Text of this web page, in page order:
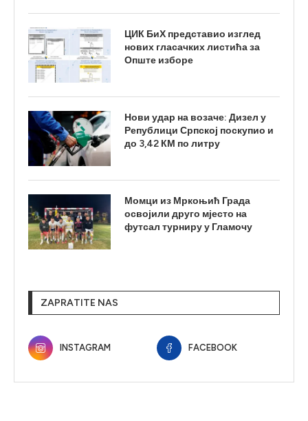
ЦИК БиХ представио изглед
нових гласачких листића за
Опште изборе
Нови удар на возаче: Дизел у
Републици Српској поскупио и
до 3,42 КМ по литру
Момци из Мркоњић Града
освојили друго мјесто на
футсал турниру у Гламочу
ZAPRATITE NAS
INSTAGRAM FACEBOOK